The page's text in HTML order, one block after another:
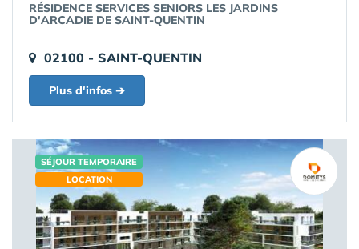
RÉSIDENCE SERVICES SENIORS LES JARDINS
D'ARCADIE DE SAINT-QUENTIN
02100 - SAINT-QUENTIN
Plus d'infos ➔
SÉJOUR TEMPORAIRE
LOCATION